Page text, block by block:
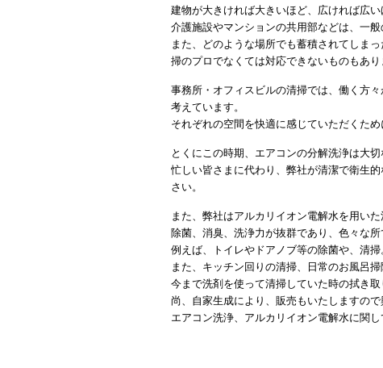
建物が大きければ大きいほど、広ければ広い
介護施設やマンションの共用部などは、一
また、どのような場所でも蓄積されてしま
掃のプロでなくては対応できないものもあり
事務所・オフィスビルの清掃では、働く方
考えています。
それぞれの空間を快適に感じていただくため
とくにこの時期、エアコンの分解洗浄は大切
忙しい皆さまに代わり、弊社が清潔で衛生
さい。
また、弊社はアルカリイオン電解水を用いた
除菌、消臭、洗浄力が抜群であり、色々な所
例えば、トイレやドアノブ等の除菌や、清掃
また、キッチン回りの清掃、日常のお風呂掃
今まで洗剤を使って清掃していた時の拭き
尚、自家生成により、販売もいたしますの
エアコン洗浄、アルカリイオン電解水に関